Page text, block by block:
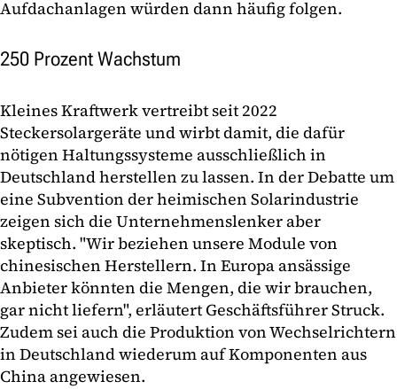
Aufdachanlagen würden dann häufig folgen.
250 Prozent Wachstum
Kleines Kraftwerk vertreibt seit 2022
Steckersolargeräte und wirbt damit, die dafür
nötigen Haltungssysteme ausschließlich in
Deutschland herstellen zu lassen. In der Debatte um
eine Subvention der heimischen Solarindustrie
zeigen sich die Unternehmenslenker aber
skeptisch. "Wir beziehen unsere Module von
chinesischen Herstellern. In Europa ansässige
Anbieter könnten die Mengen, die wir brauchen,
gar nicht liefern", erläutert Geschäftsführer Struck.
Zudem sei auch die Produktion von Wechselrichtern
in Deutschland wiederum auf Komponenten aus
China angewiesen.